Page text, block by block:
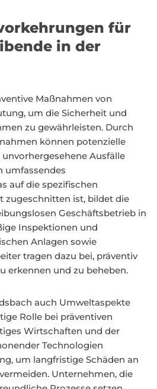
für
in der
Maßnahmen von
um die Sicherheit und
zu gewährleisten. Durch
können potenzielle
Ausfälle
umfassendes
auf die spezifischen
zugeschnitten ist, bildet die
Geschäftsbetrieb in
Inspektionen und
Anlagen sowie
tragen dazu bei, präventiv
erkennen und zu beheben.
auch Umweltaspekte
Rolle bei präventiven
Wirtschaften und der
Technologien
um langfristige Schäden an
Unternehmen, die